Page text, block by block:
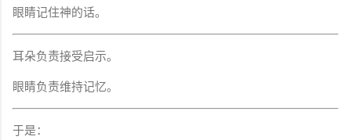
眼睛记住神的话。
耳朵负责接受启示。
眼睛负责维持记忆。
于是：